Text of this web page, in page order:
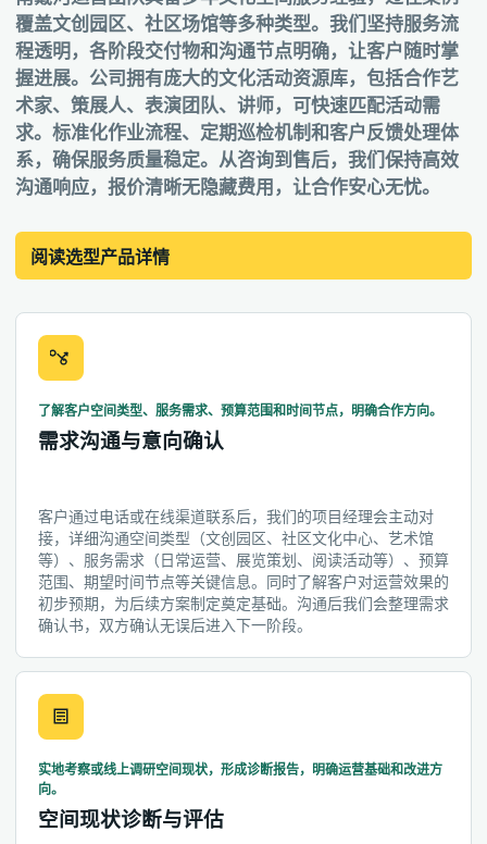
覆盖文创园区、社区场馆等多种类型。我们坚持服务流
程透明，各阶段交付物和沟通节点明确，让客户随时掌
握进展。公司拥有庞大的文化活动资源库，包括合作艺
术家、策展人、表演团队、讲师，可快速匹配活动需
求。标准化作业流程、定期巡检机制和客户反馈处理体
系，确保服务质量稳定。从咨询到售后，我们保持高效
沟通响应，报价清晰无隐藏费用，让合作安心无忧。
阅读选型产品详情
了解客户空间类型、服务需求、预算范围和时间节点，明确合作方向。
需求沟通与意向确认
客户通过电话或在线渠道联系后，我们的项目经理会主动对
接，详细沟通空间类型（文创园区、社区文化中心、艺术馆
等）、服务需求（日常运营、展览策划、阅读活动等）、预算
范围、期望时间节点等关键信息。同时了解客户对运营效果的
初步预期，为后续方案制定奠定基础。沟通后我们会整理需求
确认书，双方确认无误后进入下一阶段。
实地考察或线上调研空间现状，形成诊断报告，明确运营基础和改进方
向。
空间现状诊断与评估